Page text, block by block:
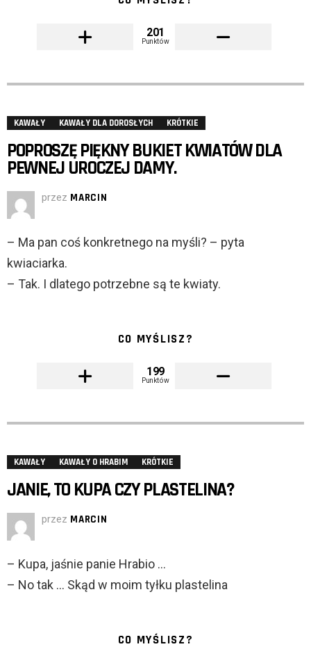
201
Punktów
KAWAŁY KAWAŁY DLA DOROSŁYCH KRÓTKIE
POPROSZĘ PIĘKNY BUKIET KWIATÓW DLA
PEWNEJ UROCZEJ DAMY.
przez MARCIN
– Ma pan coś konkretnego na myśli? – pyta
kwiaciarka.
– Tak. I dlatego potrzebne są te kwiaty.
CO MYŚLISZ?
199
Punktów
KAWAŁY KAWAŁY O HRABIM KRÓTKIE
JANIE, TO KUPA CZY PLASTELINA?
przez MARCIN
– Kupa, jaśnie panie Hrabio …
– No tak … Skąd w moim tyłku plastelina
CO MYŚLISZ?